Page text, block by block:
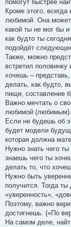
помогут быстрее
Кроме этого,
любимой. Она может
какой ты не мог бы
как будто ты
подойдёт
Также, можно
встретил
хочешь –
делать, как будто,
пищи, составление
Важно мечтать о
любимой
Если не будешь об
будет модели
которая должна
Нужно знать чего
знаешь чего ты
делать то, что
Нужно быть
получится. Тогда
«уверенность»,
Поэтому, важно
достигнешь. («По
На самом деле,